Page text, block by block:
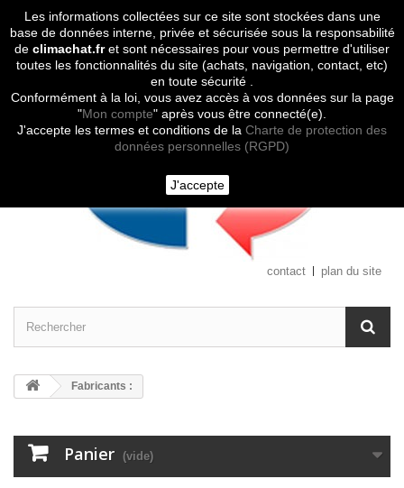
Les informations collectées sur ce site sont stockées dans une
base de données interne, privée et sécurisée sous la responsabilité
de climachat.fret sont nécessaires pour vous permettre d'utiliser
toutes les fonctionnalités du site (achats, navigation, contact, etc)
en toute sécurité .
Conformément à la loi, vous avez accès à vos données sur la page
"Mon compte" après vous être connecté(e).
J'accepte les termes et conditions de la Charte de protection des
données personnelles (RGPD)
J'accepte
Contactez-nous
contact plan du site
Fabricants :
Panier (vide)